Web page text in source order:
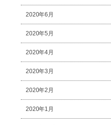
2020年6月
2020年5月
2020年4月
2020年3月
2020年2月
2020年1月